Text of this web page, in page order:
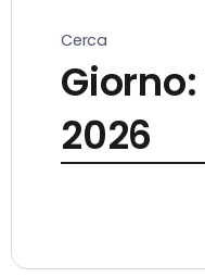
Cerca
Giorno:
2026